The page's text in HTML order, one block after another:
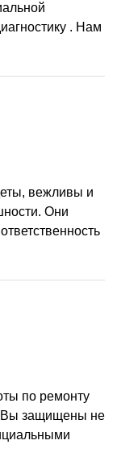
. Нам
вежливы и
Они
по ремонту
Вы защищены не